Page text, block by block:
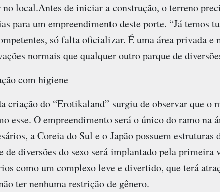
local.Antes de iniciar a construção, o terreno
para um empreendimento deste porte. “Já temos
só falta oficializar. É uma área privada
normais que qualquer outro parque de
com higiene
criação do “Erotikaland” surgiu de observar que o
esse. O empreendimento será o único do ramo na
a Coreia do Sul e o Japão possuem
de diversões do sexo será implantado pela primeira
como um complexo leve e divertido, que terá
ter nenhuma restrição de gênero.